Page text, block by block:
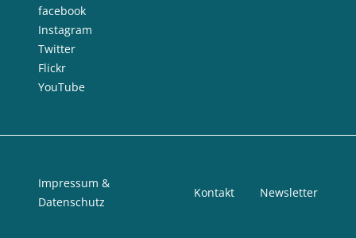
facebook
Instagram
Twitter
Flickr
YouTube
Impressum &
Datenschutz
Kontakt Newsletter